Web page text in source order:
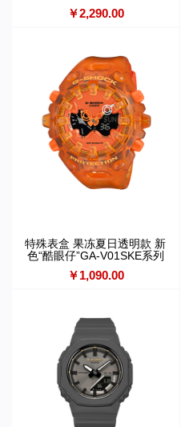
￥2,290.00
特殊表盒 果冻夏日透明款 新
色“酷眼仔”GA-V01SKE系列
￥1,090.00